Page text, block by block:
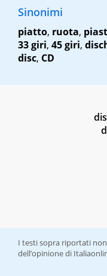
Sinonimi
piatto, ruota,
33 giri, 45 giri,
disc, CD
I testi sopra riportati
dell’opinione di